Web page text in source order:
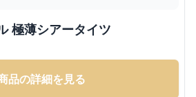
極薄シアータイツ
品の詳細を見る